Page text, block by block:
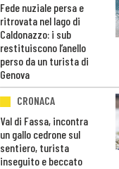
Fede nuziale persa e
ritrovata nel lago di
Caldonazzo: i sub
restituiscono l’anello
perso da un turista di
Genova
CRONACA
Val di Fassa, incontra
un gallo cedrone sul
sentiero, turista
inseguito e beccato